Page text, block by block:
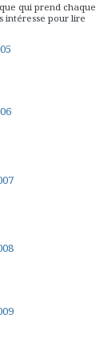
qui prend chaque
intéresse pour lire